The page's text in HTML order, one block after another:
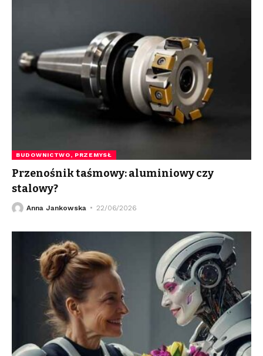
BUDOWNICTWO, PRZEMYSŁ
Przenośnik taśmowy: aluminiowy czy
stalowy?
Anna Jankowska 22/06/2026